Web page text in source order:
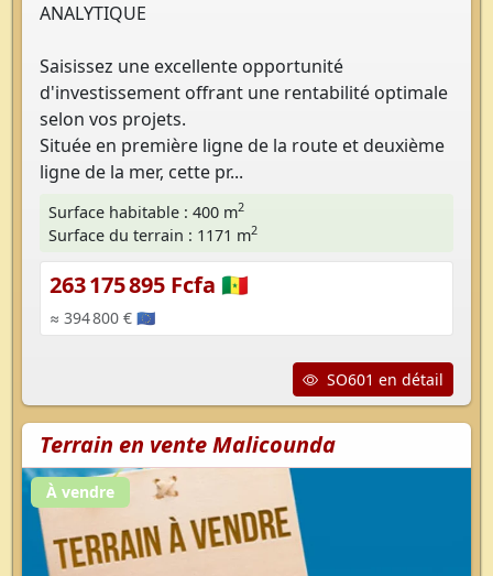
ANALYTIQUE
Saisissez une excellente opportunité
d'investissement offrant une rentabilité optimale
selon vos projets.
Située en première ligne de la route et deuxième
ligne de la mer, cette pr...
Surface habitable : 400 m2
Surface du terrain : 1171 m2
263 175 895 Fcfa 🇸🇳
≈ 394 800 € 🇪🇺
SO601 en détail
Terrain en vente Malicounda
À vendre